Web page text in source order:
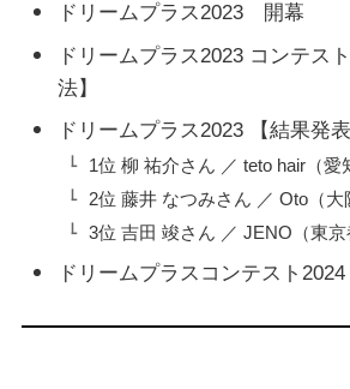
ドリームプラス2023 開幕
ドリームプラス2023 コンテス
法】
ドリームプラス2023 【結果発表
1位 柳 祐介さん ／ teto hair（愛
2位 藤井 なつみさん ／ Oto（大
3位 吉田 竣さん ／ JENO（東京
ドリームプラスコンテスト2024